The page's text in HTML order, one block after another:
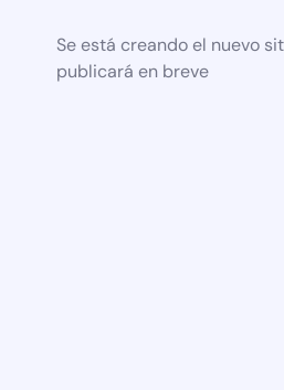
Se está creando el nuevo
publicará en breve